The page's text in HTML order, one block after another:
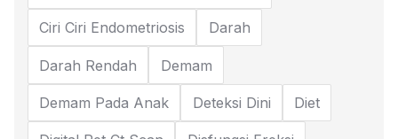
Ciri Ciri Endometriosis Darah
Darah Rendah Demam
Demam Pada Anak Deteksi Dini Diet